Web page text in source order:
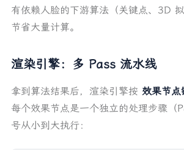
有依赖人脸的下游算法（关键点、3D 拟
节省大量计算。
渲染引擎：多 Pass 流水线
拿到算法结果后，渲染引擎按 效果节点
每个效果节点是一个独立的处理步骤（
号从小到大执行：